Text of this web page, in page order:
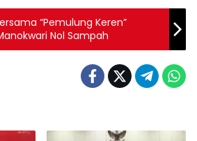
“Pemulung Keren”
Nol Sampah